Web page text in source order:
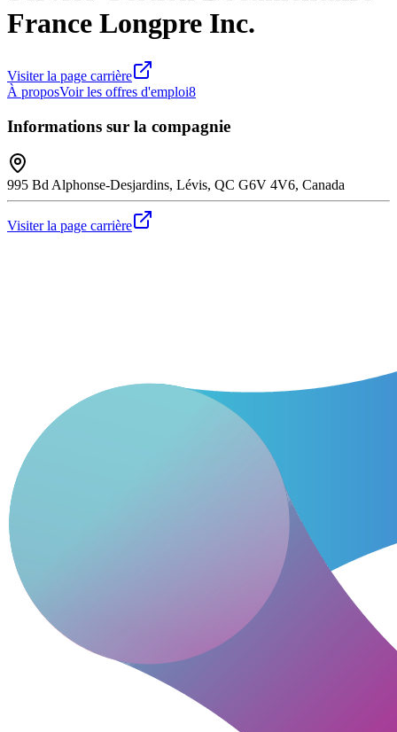
France Longpre Inc.
Visiter la page carrière
À proposVoir les offres d'emploi8
Informations sur la compagnie
995 Bd Alphonse-Desjardins, Lévis, QC G6V 4V6, Canada
Visiter la page carrière